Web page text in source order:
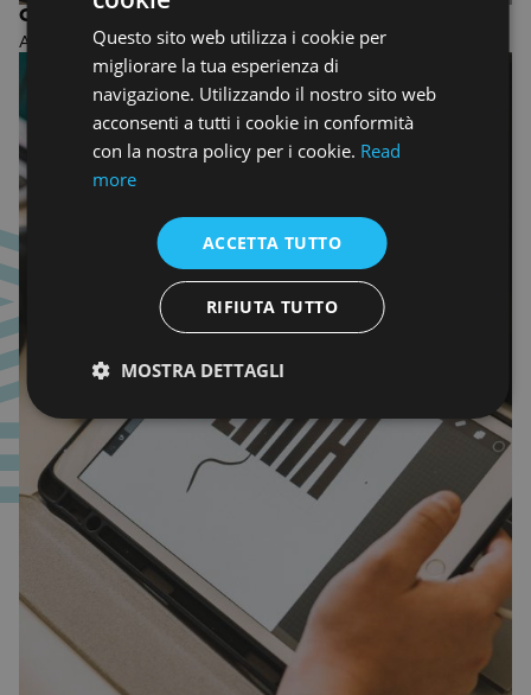
CORSO TRIENNALE IN GRAFICA
ACCADEMIA DI GRAPHIC DESIGN
Questo sito web utilizza i cookie per
migliorare la tua esperienza di
navigazione. Utilizzando il nostro sito web
acconsenti a tutti i cookie in conformità
con la nostra policy per i cookie. Read
more
ACCETTA TUTTO
RIFIUTA TUTTO
MOSTRA DETTAGLI